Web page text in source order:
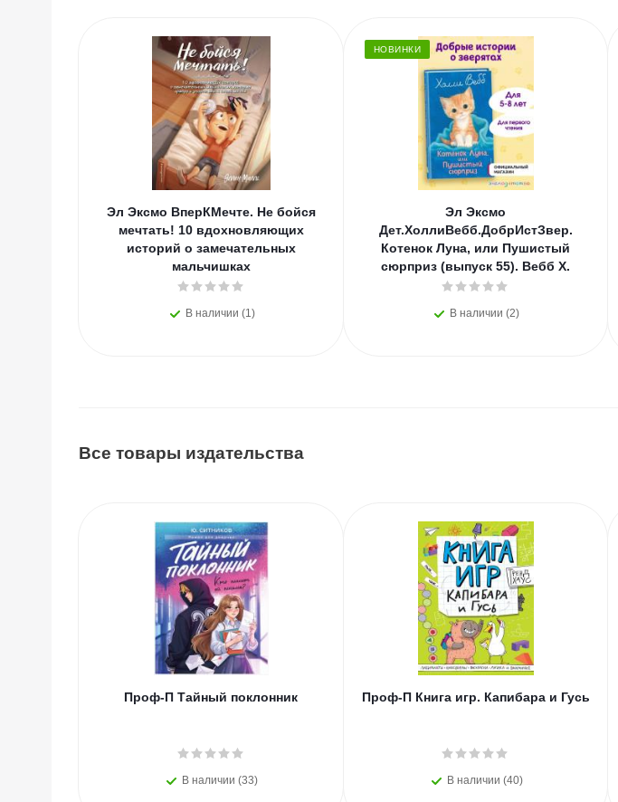
Эл Эксмо ВперКМечте. Не бойся
мечтать! 10 вдохновляющих
историй о замечательных
мальчишках
В наличии (1)
НОВИНКИ
Эл Эксмо
Дет.ХоллиВебб.ДобрИстЗвер.
Котенок Луна, или Пушистый
сюрприз (выпуск 55). Вебб Х.
В наличии (2)
Все товары издательства
Проф-П Тайный поклонник
В наличии (33)
Проф-П Книга игр. Капибара и Гусь
В наличии (40)